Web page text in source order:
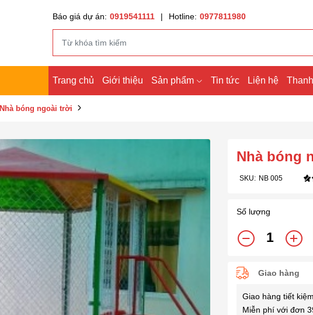
Báo giá dự án: 0919541111 | Hotline: 0977811980
Trang chủ Giới thiệu Sản phẩm Tin tức Liện hệ
Nhà bóng ngoài trời
Nhà bóng
SKU: NB 005
Số lượng
Giao hàng
Giao hàng tiết
Miễn phí với đơn